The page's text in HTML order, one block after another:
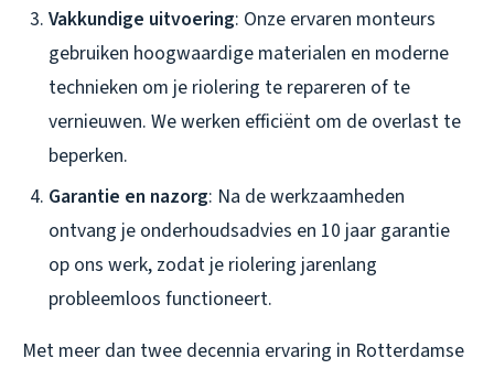
Vakkundige uitvoering: Onze ervaren monteurs
gebruiken hoogwaardige materialen en moderne
technieken om je riolering te repareren of te
vernieuwen. We werken efficiënt om de overlast te
beperken.
Garantie en nazorg: Na de werkzaamheden
ontvang je onderhoudsadvies en 10 jaar garantie
op ons werk, zodat je riolering jarenlang
probleemloos functioneert.
Met meer dan twee decennia ervaring in Rotterdamse